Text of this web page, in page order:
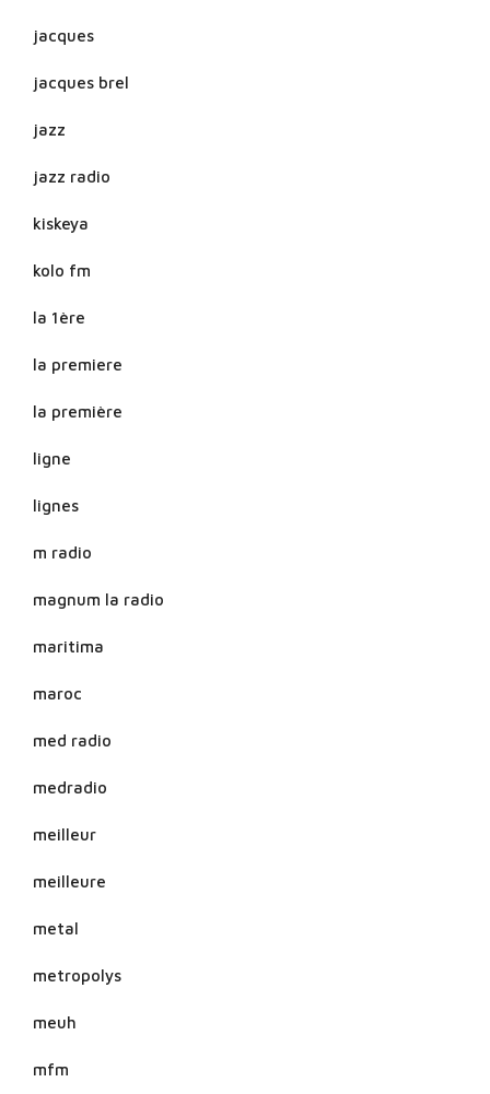
jacques
jacques brel
jazz
jazz radio
kiskeya
kolo fm
la 1ère
la premiere
la première
ligne
lignes
m radio
magnum la radio
maritima
maroc
med radio
medradio
meilleur
meilleure
metal
metropolys
meuh
mfm